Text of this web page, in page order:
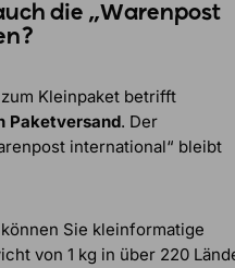
die „Warenpost
Kleinpaket betrifft
Paketversand. Der
international“ bleibt
können Sie kleinformatige
von 1 kg in über 220